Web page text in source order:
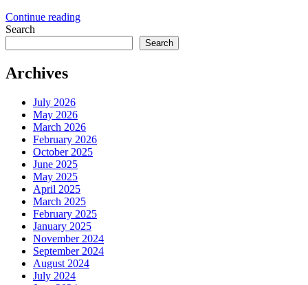
Continue reading
Search
Search
Archives
July 2026
May 2026
March 2026
February 2026
October 2025
June 2025
May 2025
April 2025
March 2025
February 2025
January 2025
November 2024
September 2024
August 2024
July 2024